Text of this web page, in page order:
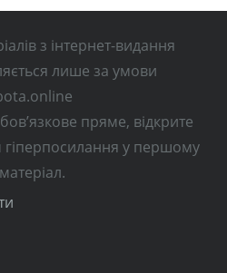
з інтернет-видання
лише за умови
пряме, відкрите
у першому